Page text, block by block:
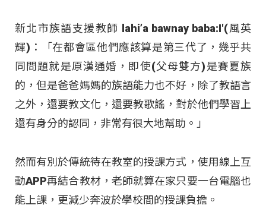
新北市族語支援教師 lahi’a bawnay baba:I'(風英
輝)：「在都會區他們應該算是第三代了，幾乎共
同問題就是原漢通婚，即使(父母雙方)是賽夏族
的，但是爸爸媽媽的族語能力也不好，除了教語言
之外，還要教文化，還要教歌謠，對於他們學習上
還有身分的認同，非常有很大地幫助。」
然而有別於傳統待在教室的授課方式，使用線上互
動APP再結合教材，老師就算在家只要一台電腦也
能上課，更減少奔波於學校間的授課負擔。